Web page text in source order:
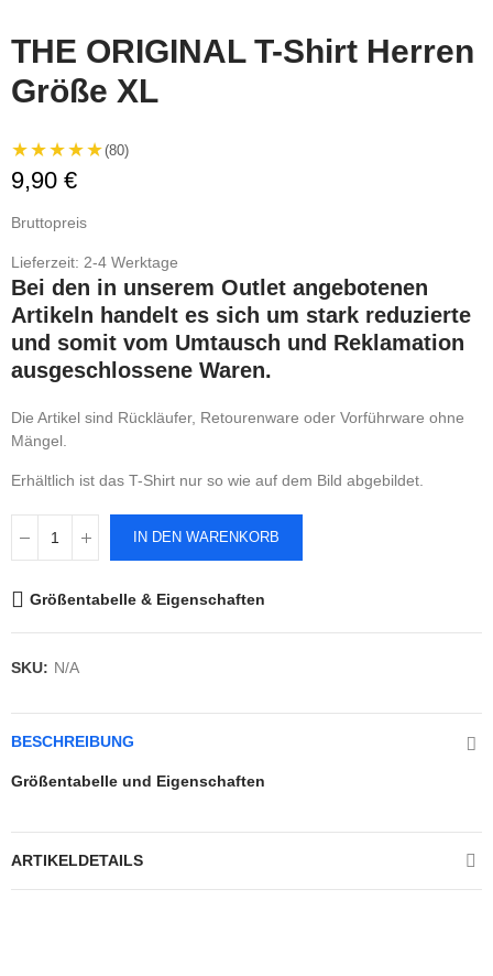
THE ORIGINAL T-Shirt Herren
Größe XL
★★★★★(80)
9,90 €
Bruttopreis
Lieferzeit: 2-4 Werktage
Bei den in unserem Outlet angebotenen
Artikeln handelt es sich um stark reduzierte
und somit vom Umtausch und Reklamation
ausgeschlossene Waren.
Die Artikel sind Rückläufer, Retourenware oder Vorführware ohne
Mängel.
Erhältlich ist das T-Shirt nur so wie auf dem Bild abgebildet.
IN DEN WARENKORB
Größentabelle & Eigenschaften
SKU: N/A
BESCHREIBUNG
Größentabelle und Eigenschaften
ARTIKELDETAILS